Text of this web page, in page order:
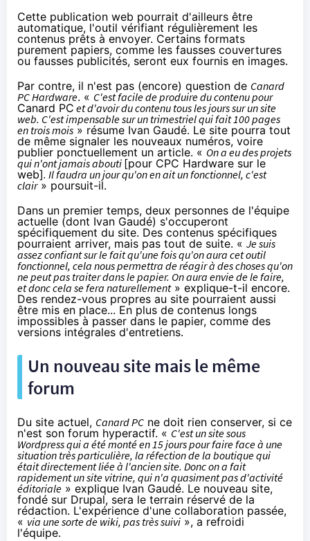
Cette publication web pourrait d'ailleurs être
automatique, l'outil vérifiant régulièrement les
contenus prêts à envoyer. Certains formats
purement papiers, comme les fausses couvertures
ou fausses publicités, seront eux fournis en images.
Par contre, il n'est pas (encore) question de Canard
PC Hardware. « C'est facile de produire du contenu pour
Canard PC et d'avoir du contenu tous les jours sur un site
web. C'est impensable sur un trimestriel qui fait 100 pages
en trois mois » résume Ivan Gaudé. Le site pourra tout
de même signaler les nouveaux numéros, voire
publier ponctuellement un article. « On a eu des projets
qui n'ont jamais abouti [pour CPC Hardware sur le
web]. Il faudra un jour qu'on en ait un fonctionnel, c'est
clair» poursuit-il.
Dans un premier temps, deux personnes de l'équipe
actuelle (dont Ivan Gaudé) s'occuperont
spécifiquement du site. Des contenus spécifiques
pourraient arriver, mais pas tout de suite. « Je suis
assez confiant sur le fait qu'une fois qu'on aura cet outil
fonctionnel, cela nous permettra de réagir à des choses qu'on
ne peut pas traiter dans le papier. On aura envie de le faire,
et donc cela se fera naturellement» explique-t-il encore.
Des rendez-vous propres au site pourraient aussi
être mis en place... En plus de contenus longs
impossibles à passer dans le papier, comme des
versions intégrales d'entretiens.
Un nouveau site mais le même
forum
Du site actuel, Canard PC ne doit rien conserver, si ce
n'est son forum hyperactif. « C'est un site sous
Wordpress qui a été monté en 15 jours pour faire face à une
situation très particulière, la réfection de la boutique qui
était directement liée à l'ancien site. Donc on a fait
rapidement un site vitrine, qui n'a quasiment pas d'activité
éditoriale » explique Ivan Gaudé. Le nouveau site,
fondé sur Drupal, sera le terrain réservé de la
rédaction. L'expérience d'une collaboration passée,
« via une sorte de wiki, pas très suivi », a refroidi
l'équipe.